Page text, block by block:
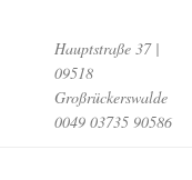
Hauptstraße 37 |
09518
Großrückerswalde
0049 03735 90586